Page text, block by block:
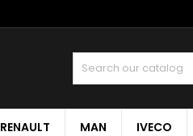
RENAULT MAN IVECO